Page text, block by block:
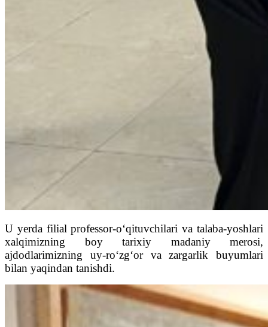
U yerda filial professor-o‘qituvchilari va talaba-yoshlari
xalqimizning boy tarixiy madaniy merosi,
ajdodlarimizning uy-ro‘zg‘or va zargarlik buyumlari
bilan yaqindan tanishdi.